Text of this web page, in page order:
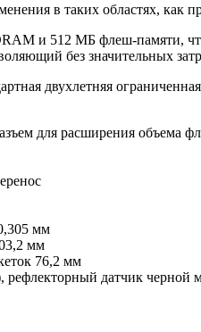
в таких областях, как
и 512 МБ флеш-памяти,
без значительных
двухлетняя
для расширения объема
мм
мм
76,2 мм
рефлекторный датчик